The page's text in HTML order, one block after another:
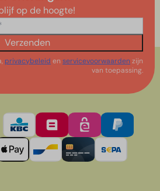
op de hoogte!
Verzenden
privacybeleid enservicevoorwaarden zijn
van toepassing.